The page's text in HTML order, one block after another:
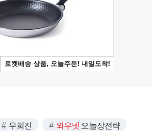
우희진 와우넷 오늘장전략